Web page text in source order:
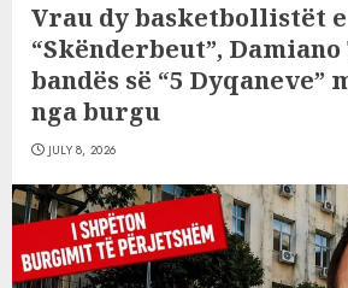
Vrau dy basketbollistët e
“Skënderbeut”,
bandës së “5 Dyqaneve”
nga burgu
JULY 8, 2026